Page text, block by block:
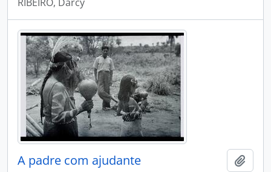
A padre com ajudante